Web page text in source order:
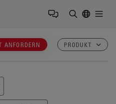
ANFORDERN PRODUKT